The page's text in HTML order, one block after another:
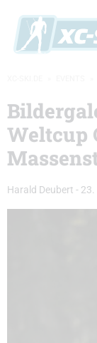
Weltcup
Harald Deubert -